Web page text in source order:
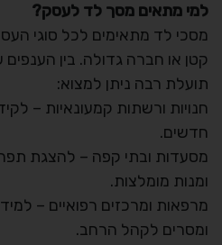
למי מתאים מסך לד לעסק?
מסכי לד מתאימים לכל סוגי
קטן או חברה גדולה. בין
תועלת רבה ניתן למצוא:
חנויות ורשתות קמעונאיות –
חדשים.
מסעדות ובתי קפה – להצגת
ומנות מומלצות.
מרפאות ומרכזים רפואיים –
ומסרים לקהל הרחב.